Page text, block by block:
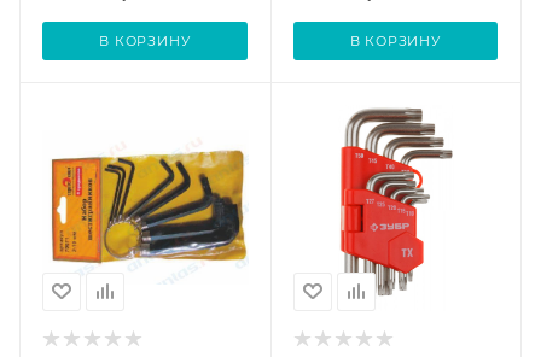
В КОРЗИНУ В КОРЗИНУ